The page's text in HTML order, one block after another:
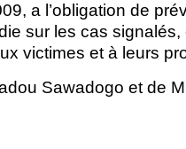
a l’obligation de
sur les cas signalés,
victimes et à leurs
Sawadogo et de